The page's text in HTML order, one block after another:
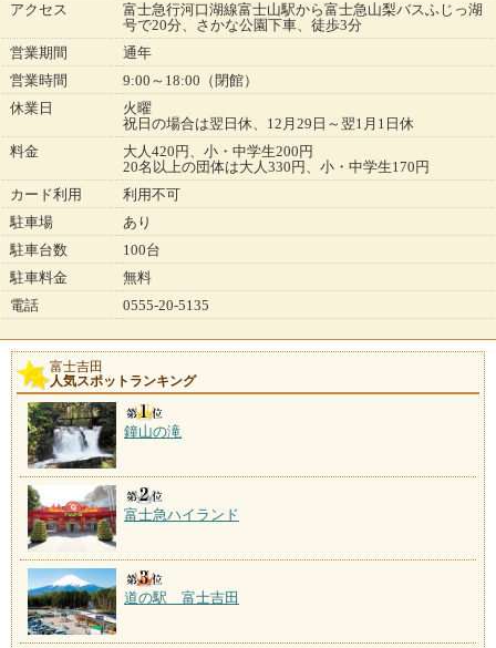
アクセス
富士急行河口湖線富士山駅から富士急山梨バスふじっ湖
号で20分、さかな公園下車、徒歩3分
営業期間
通年
営業時間
9:00～18:00（閉館）
休業日
火曜
祝日の場合は翌日休、12月29日～翌1月1日休
料金
大人420円、小・中学生200円
20名以上の団体は大人330円、小・中学生170円
カード利用
利用不可
駐車場
あり
駐車台数
100台
駐車料金
無料
電話
0555-20-5135
富士吉田
人気スポットランキング
鐘山の滝
富士急ハイランド
道の駅 富士吉田